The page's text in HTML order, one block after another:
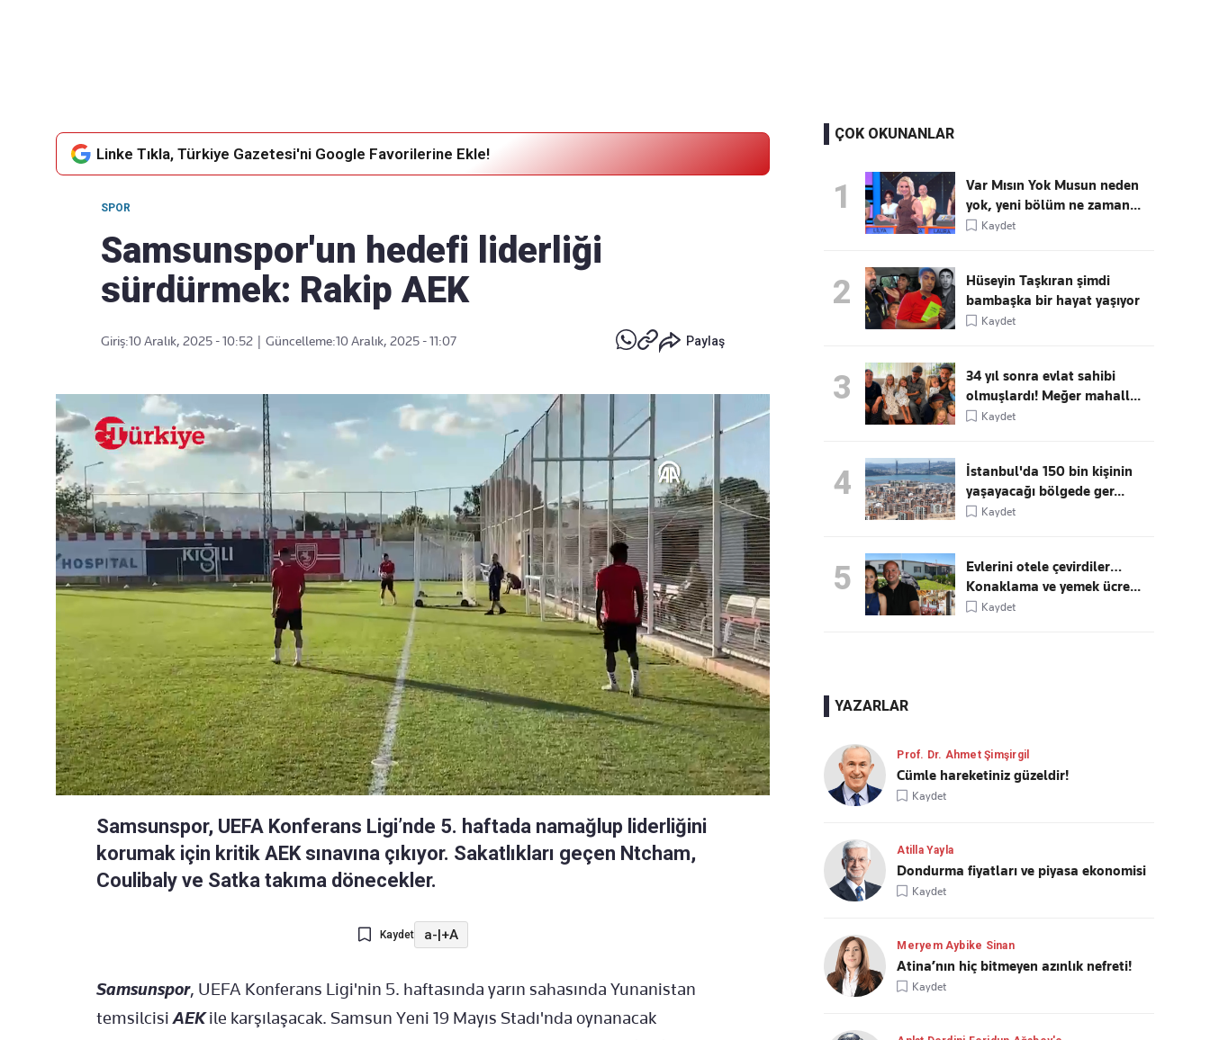
Linke Tıkla, Türkiye Gazetesi'ni Google Favorilerine Ekle!
SPOR
Samsunspor'un hedefi liderliği
sürdürmek: Rakip AEK
Giriş:10 Aralık, 2025 - 10:52 Güncelleme:10 Aralık, 2025 - 11:07 Paylaş
Samsunspor, UEFA Konferans Ligi’nde 5. haftada namağlup liderliğini
korumak için kritik AEK sınavına çıkıyor. Sakatlıkları geçen Ntcham,
Coulibaly ve Satka takıma dönecekler.
Kaydet a-|+A
Samsunspor, UEFA Konferans Ligi'nin 5. haftasında yarın sahasında Yunanistan
temsilcisiAEKile karşılaşacak. Samsun Yeni 19 Mayıs Stadı'nda oynanacak
ÇOK OKUNANLAR
1
Var Mısın Yok Musun neden
yok, yeni bölüm ne zaman...
Kaydet
2
Hüseyin Taşkıran şimdi
bambaşka bir hayat yaşıyor
Kaydet
3
34 yıl sonra evlat sahibi
olmuşlardı! Meğer mahall...
Kaydet
4
İstanbul'da 150 bin kişinin
yaşayacağı bölgede ger...
Kaydet
5
Evlerini otele çevirdiler…
Konaklama ve yemek ücre...
Kaydet
YAZARLAR
Prof. Dr. Ahmet Şimşirgil
Cümle hareketiniz güzeldir!
Kaydet
Atilla Yayla
Dondurma fiyatları ve piyasa ekonomisi
Kaydet
Meryem Aybike Sinan
Atina’nın hiç bitmeyen azınlık nefreti!
Kaydet